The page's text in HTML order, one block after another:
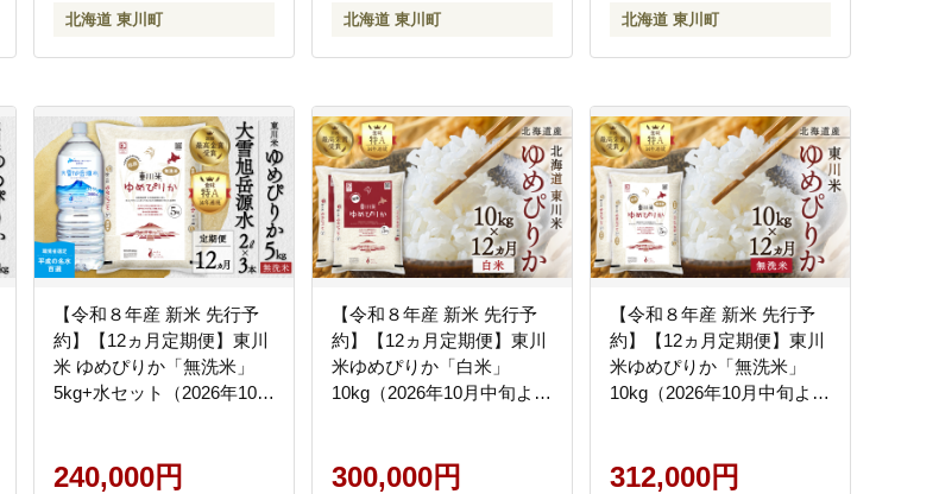
北海道 東川町 北海道 東川町 北海道 東川町
【令和８年産 新米 先行予
約】【12ヵ月定期便】東川
米 ゆめぴりか「無洗米」
5kg+水セット（2026年10月
240,000円
【令和８年産 新米 先行予
約】【12ヵ月定期便】東川
米ゆめぴりか「白米」
10kg（2026年10月中旬より
300,000円
【令和８年産 新米 先行予
約】【12ヵ月定期便】東川
米ゆめぴりか「無洗米」
10kg（2026年10月中旬より
312,000円